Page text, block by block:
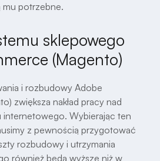
mu potrzebne.
sklepowego
(Magento)
i rozbudowy Adobe
zwiększa nakład pracy nad
internetowego. Wybierając ten
z pewnością przygotować
rozbudowy i utrzymania
również będą wyższe niż w